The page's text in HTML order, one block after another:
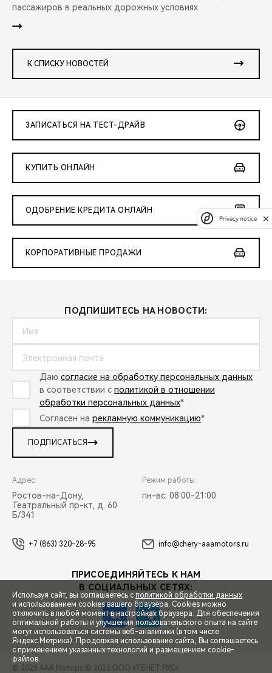
СПЕЦПРЕДЛОЖЕНИЯ
ЗАПИСЬ НА ТЕСТ-ДРАЙВ
пассажиров в реальных дорожных условиях.
К СПИСКУ НОВОСТЕЙ
ЗАПИСАТЬСЯ НА ТЕСТ-ДРАЙВ
КУПИТЬ ОНЛАЙН
ОДОБРЕНИЕ КРЕДИТА ОНЛАЙН
КОРПОРАТИВНЫЕ ПРОДАЖИ
ПОДПИШИТЕСЬ НА НОВОСТИ:
Даю согласие на обработку персональных данных
в соответствии с политикой в отношении
обработки персональных данных*
Согласен на рекламную коммуникацию*
ПОДПИСАТЬСЯ
Адрес:
Ростов-на-Дону,
Театральный пр-кт, д. 60
Б/341
Режим работы:
пн-вс: 08:00-21:00
+7 (863) 320-28-95 info@chery-aaamotors.ru
ПРИСОЕДИНЯЙТЕСЬ К НАМ
В СОЦИАЛЬНЫХ СЕТЯХ:
© 2026 ААА Моторс © 2026 ООО «ТЕНЕТ РУС»
Используя сайт, вы соглашаетесь с политикой обработки данных
и использованием cookies вашего браузера. Cookies можно
отключить в любой момент в настройках браузера. Для обеспечения
оптимальной работы и улучшения пользовательского опыта на сайте
могут использоваться системы веб-аналитики (в том числе
Яндекс.Метрика). Продолжая использование сайта, Вы соглашаетесь
с применением указанных технологий и размещением cookie-
файлов.
Privacy notice